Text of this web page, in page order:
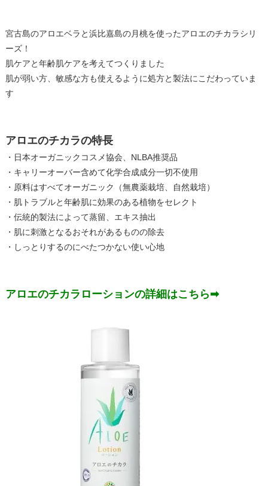
宮古島のアロエベラと浜比嘉島の月桃を使ったアロエのチカラシリ
ーズ！
肌ケアと年齢肌ケアを考えてつくりました
肌が弱い方、敏感な方も使えるように処方と製法にこだわっていま
す
アロエのチカラの特長
・日本オーガニックコスメ協会、NLBA推奨品
・キャリーオーバー含めて化学合成成分一切不使用
・原料はすべてオーガニック（無農薬栽培、自然栽培）
・肌トラブルと年齢肌に効果のある植物をセレクト
・伝統的製法によって蒸留、エキス抽出
・肌に刺激となるおそれがあるものの除去
・しっとりするのにべたつかない使い心地
アロエのチカラローションの詳細はこちら➡